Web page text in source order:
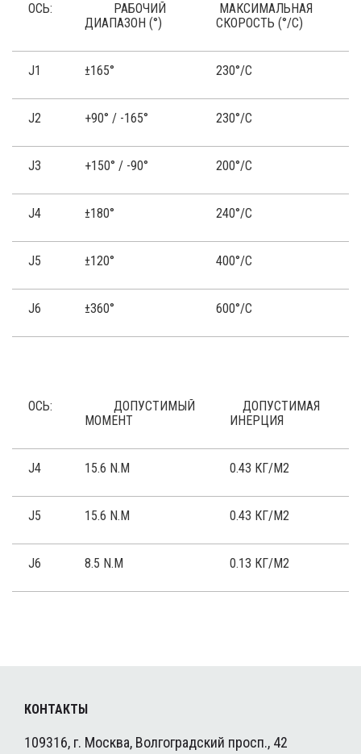
ОСЬ:
РАБОЧИЙ
ДИАПАЗОН (°)
МАКСИМАЛЬНАЯ
СКОРОСТЬ (°/С)
J1 ±165° 230°/С
J2 +90° / -165° 230°/С
J3 +150° / -90° 200°/С
J4 ±180° 240°/С
J5 ±120° 400°/С
J6 ±360° 600°/С
ОСЬ:
ДОПУСТИМЫЙ
МОМЕНТ
ДОПУСТИМАЯ
ИНЕРЦИЯ
J4 15.6 N.M 0.43 КГ/М2
J5 15.6 N.M 0.43 КГ/М2
J6 8.5 N.M 0.13 КГ/М2
КОНТАКТЫ
109316, г. Москва, Волгоградский просп., 42